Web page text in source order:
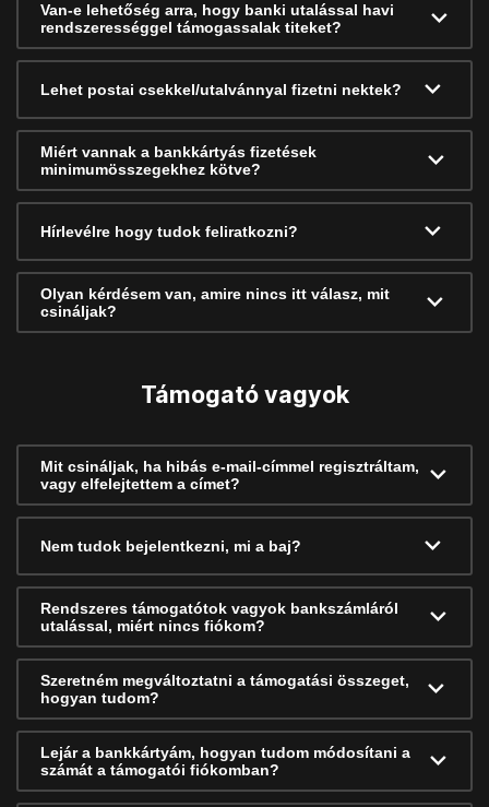
Van-e lehetőség arra, hogy banki utalással havi
rendszerességgel támogassalak titeket?
Lehet postai csekkel/utalvánnyal fizetni nektek?
Miért vannak a bankkártyás fizetések
minimumösszegekhez kötve?
Hírlevélre hogy tudok feliratkozni?
Olyan kérdésem van, amire nincs itt válasz, mit
csináljak?
Támogató vagyok
Mit csináljak, ha hibás e-mail-címmel regisztráltam,
vagy elfelejtettem a címet?
Nem tudok bejelentkezni, mi a baj?
Rendszeres támogatótok vagyok bankszámláról
utalással, miért nincs fiókom?
Szeretném megváltoztatni a támogatási összeget,
hogyan tudom?
Lejár a bankkártyám, hogyan tudom módosítani a
számát a támogatói fiókomban?